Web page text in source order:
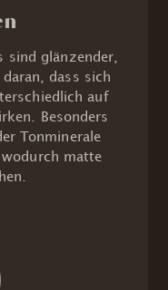
sind glänzender,
dass sich
auf
Besonders
Tonminerale
wodurch matte